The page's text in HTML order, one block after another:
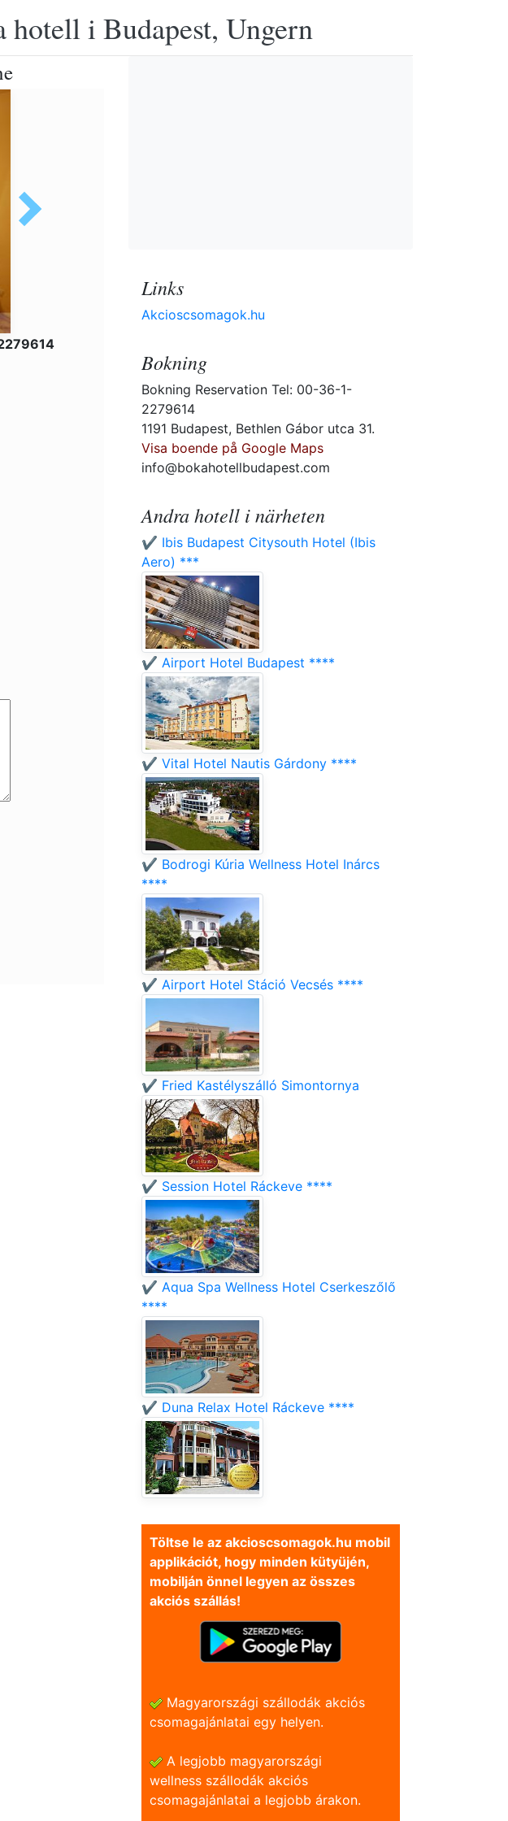
i Budapest, Ungern
Links
Akcioscsomagok.hu
Bokning
Bokning Reservation Tel: 00-36-1-
2279614
1191 Budapest, Bethlen Gábor utca 31.
Visa boende på Google Maps
info@bokahotellbudapest.com
Andra hotell i närheten
✔️ Ibis Budapest Citysouth Hotel (Ibis
Aero) ***
✔️ Airport Hotel Budapest ****
✔️ Vital Hotel Nautis Gárdony ****
✔️ Bodrogi Kúria Wellness Hotel Inárcs
****
✔️ Airport Hotel Stáció Vecsés ****
✔️ Fried Kastélyszálló Simontornya
✔️ Session Hotel Ráckeve ****
✔️ Aqua Spa Wellness Hotel Cserkeszőlő
****
✔️ Duna Relax Hotel Ráckeve ****
Töltse le az akcioscsomagok.hu mobil
applikációt, hogy minden kütyüjén,
mobilján önnel legyen az összes
akciós szállás!
Magyarországi szállodák akciós
csomagajánlatai egy helyen.
A legjobb magyarországi
wellness szállodák akciós
csomagajánlatai a legjobb árakon.